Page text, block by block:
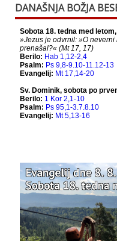
When this happens,
owner only shared
people, changed
deleted.
View on Facebook · Share
Bazilika
12 months ago
Photo
View on Facebook ·
Bazilika
status.
DANAŠNJA BOŽJA